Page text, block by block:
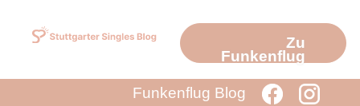
Inhalt
Zu
Funkenflug
Funkenflug Blog